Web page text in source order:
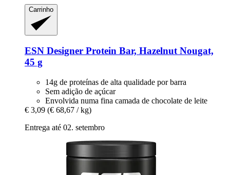
Carrinho
ESN Designer Protein Bar, Hazelnut Nougat,
45 g
14g de proteínas de alta qualidade por barra
Sem adição de açúcar
Envolvida numa fina camada de chocolate de leite
€ 3,09 (€ 68,67 / kg)
Entrega até 02. setembro